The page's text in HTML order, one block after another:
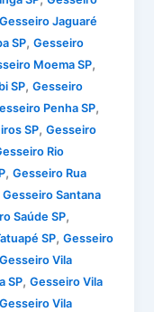
Gesseiro Jaguaré
SP,Gesseiro
Moema SP,
SP,Gesseiro
Penha SP,
SP,Gesseiro
Rio
,Gesseiro Rua
Gesseiro Santana
Saúde SP,
SP,Gesseiro
Gesseiro Vila
SP,Gesseiro Vila
Gesseiro Vila